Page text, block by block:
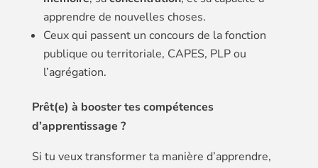
apprendre de nouvelles choses.
Ceux qui passent un concours de la fonction
publique ou territoriale, CAPES, PLP ou
l’agrégation.
Prêt(e) à booster tes compétences
d’apprentissage ?
Si tu veux transformer ta manière d’apprendre,